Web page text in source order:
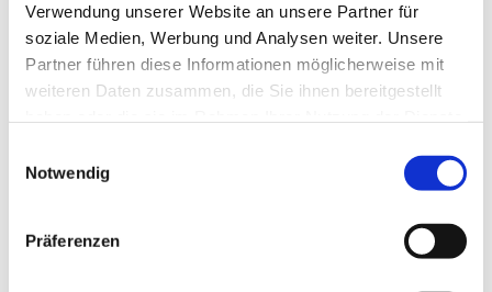
Verwendung unserer Website an unsere Partner für
soziale Medien, Werbung und Analysen weiter. Unsere
Partner führen diese Informationen möglicherweise mit
weiteren Daten zusammen, die Sie ihnen bereitgestellt
Notwendig
Präferenzen
Sonntag, 26. Dezember 2027, 10:00
- 11:00 Uhr